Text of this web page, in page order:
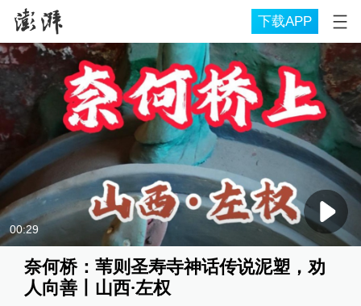
下载APP
00:29
奈何桥：苇则圣寿寺神话传说泥塑，劝
人向善丨山西·左权